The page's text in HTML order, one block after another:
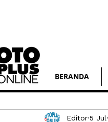
BERANDA
Editor 5 Jul